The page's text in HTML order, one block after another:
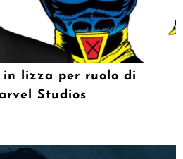
in lizza per ruolo di
Studios